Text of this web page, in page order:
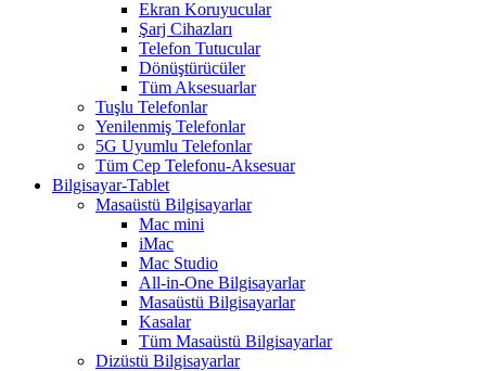
Ekran Koruyucular
Şarj Cihazları
Telefon Tutucular
Dönüştürücüler
Tüm Aksesuarlar
Tuşlu Telefonlar
Yenilenmiş Telefonlar
5G Uyumlu Telefonlar
Tüm Cep Telefonu-Aksesuar
Bilgisayar-Tablet
Masaüstü Bilgisayarlar
Mac mini
iMac
Mac Studio
All-in-One Bilgisayarlar
Masaüstü Bilgisayarlar
Kasalar
Tüm Masaüstü Bilgisayarlar
Dizüstü Bilgisayarlar